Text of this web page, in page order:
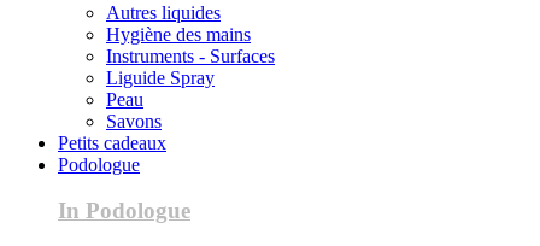
Autres liquides
Hygiène des mains
Instruments - Surfaces
Liguide Spray
Peau
Savons
Petits cadeaux
Podologue
In Podologue